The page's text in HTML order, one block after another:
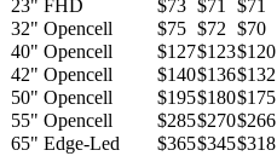
23" FHD
$73 $71
$71
32" Opencell
$75 $72 $70
40" Opencell
$127$123$120
42" Opencell
$140$136$132
50" Opencell
$195$180$175
55" Opencell
$285$270$266
65" Edge-Led
$365$345$318